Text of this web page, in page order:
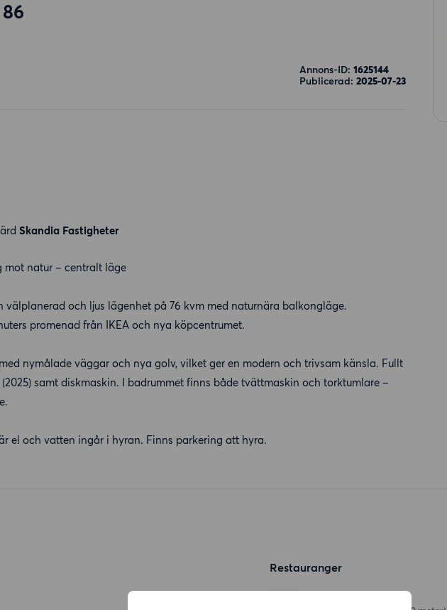
Annons-ID: 1625144
Publicerad: 2025-07-23
Skandia Fastigheter
mot natur – centralt läge
och ljus lägenhet på 76 kvm med naturnära balkongläge.
promenad från IKEA och nya köpcentrumet.
nymålade väggar och nya golv, vilket ger en modern och trivsam känsla. Fullt
samt diskmaskin. I badrummet finns både tvättmaskin och torktumlare –
el och vatten ingår i hyran. Finns parkering att hyra.
Restauranger
La Perla